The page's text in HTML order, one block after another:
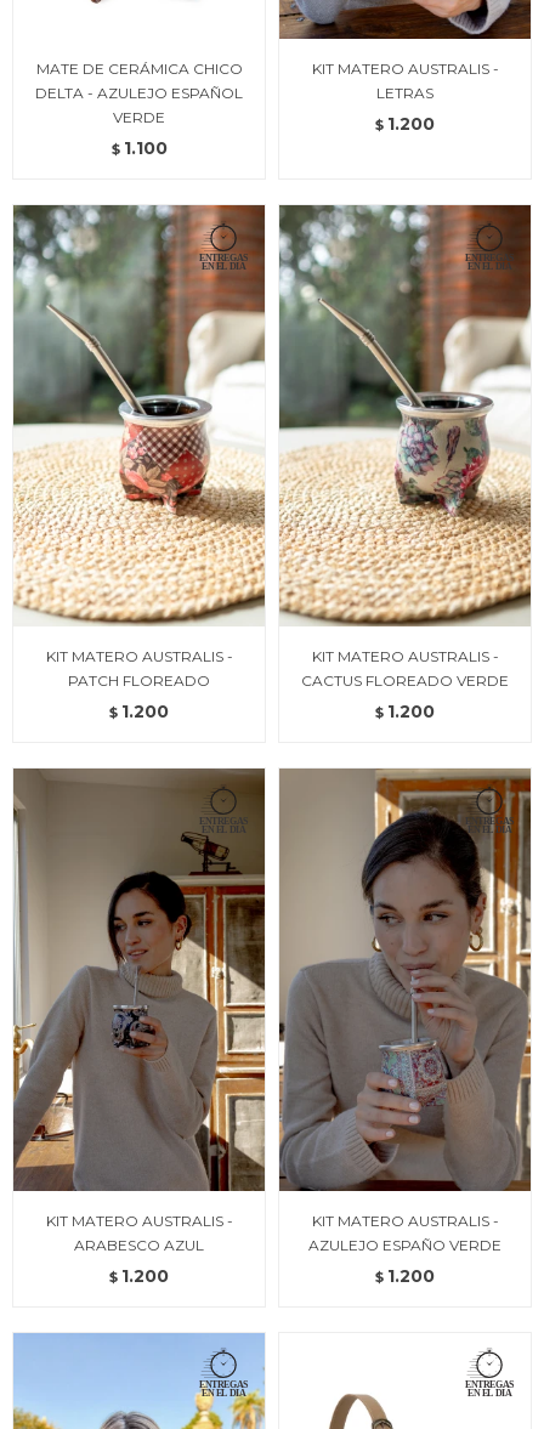
MATE DE CERÁMICA CHICO
DELTA - AZULEJO ESPAÑOL
VERDE
$ 1.100
KIT MATERO AUSTRALIS -
LETRAS
$ 1.200
KIT MATERO AUSTRALIS -
PATCH FLOREADO
$ 1.200
KIT MATERO AUSTRALIS -
CACTUS FLOREADO VERDE
$ 1.200
KIT MATERO AUSTRALIS -
ARABESCO AZUL
$ 1.200
KIT MATERO AUSTRALIS -
AZULEJO ESPAÑO VERDE
$ 1.200